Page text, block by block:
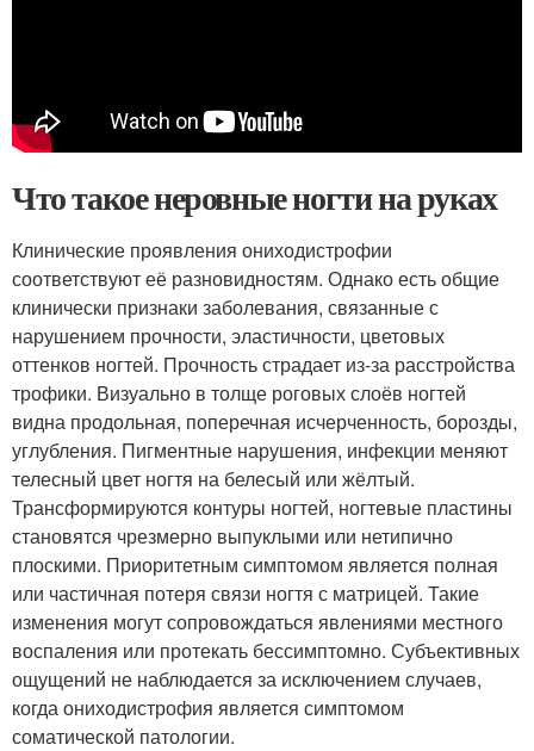
Что такое неровные ногти на руках
Клинические проявления ониходистрофии
соответствуют её разновидностям. Однако есть общие
клинически признаки заболевания, связанные с
нарушением прочности, эластичности, цветовых
оттенков ногтей. Прочность страдает из-за расстройства
трофики. Визуально в толще роговых слоёв ногтей
видна продольная, поперечная исчерченность, борозды,
углубления. Пигментные нарушения, инфекции меняют
телесный цвет ногтя на белесый или жёлтый.
Трансформируются контуры ногтей, ногтевые пластины
становятся чрезмерно выпуклыми или нетипично
плоскими. Приоритетным симптомом является полная
или частичная потеря связи ногтя с матрицей. Такие
изменения могут сопровождаться явлениями местного
воспаления или протекать бессимптомно. Субъективных
ощущений не наблюдается за исключением случаев,
когда ониходистрофия является симптомом
соматической патологии.